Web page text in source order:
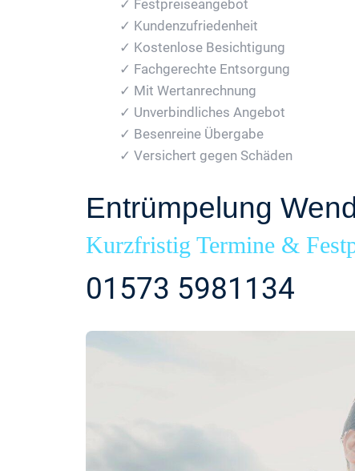
✓ Festpreiseangebot
✓ Kundenzufriedenheit
✓ Kostenlose Besichtigung
✓ Fachgerechte Entsorgung
✓ Mit Wertanrechnung
✓ Unverbindliches Angebot
✓ Besenreine Übergabe
✓ Versichert gegen Schäden
Entrümpelung
Kurzfristig Termine &
01573 5981134